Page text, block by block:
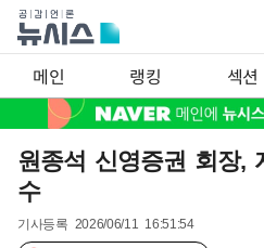
메인 랭킹 섹션
원종석 신영증권 회장,
수
기사등록 2026/06/11 16:51:54